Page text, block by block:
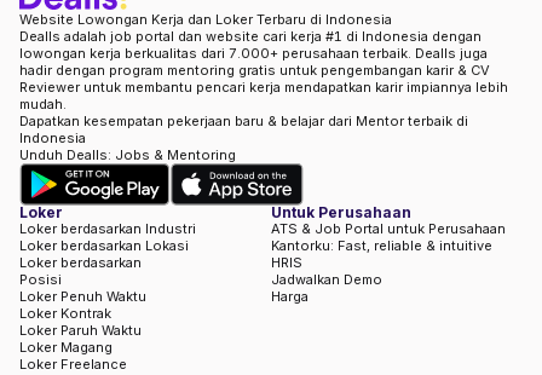
Website Lowongan Kerja dan Loker Terbaru di Indonesia
Dealls adalah job portal dan website cari kerja #1 di Indonesia dengan
lowongan kerja berkualitas dari 7.000+ perusahaan terbaik. Dealls juga
hadir dengan program mentoring gratis untuk pengembangan karir & CV
Reviewer untuk membantu pencari kerja mendapatkan karir impiannya lebih
mudah.
Dapatkan kesempatan pekerjaan baru & belajar dari Mentor terbaik di
Indonesia
Unduh Dealls: Jobs & Mentoring
Loker
Loker berdasarkan Industri
Loker berdasarkan Lokasi
Loker berdasarkan
Posisi
Loker Penuh Waktu
Loker Kontrak
Loker Paruh Waktu
Loker Magang
Loker Freelance
Untuk Perusahaan
ATS & Job Portal untuk Perusahaan
Kantorku: Fast, reliable & intuitive
HRIS
Jadwalkan Demo
Harga